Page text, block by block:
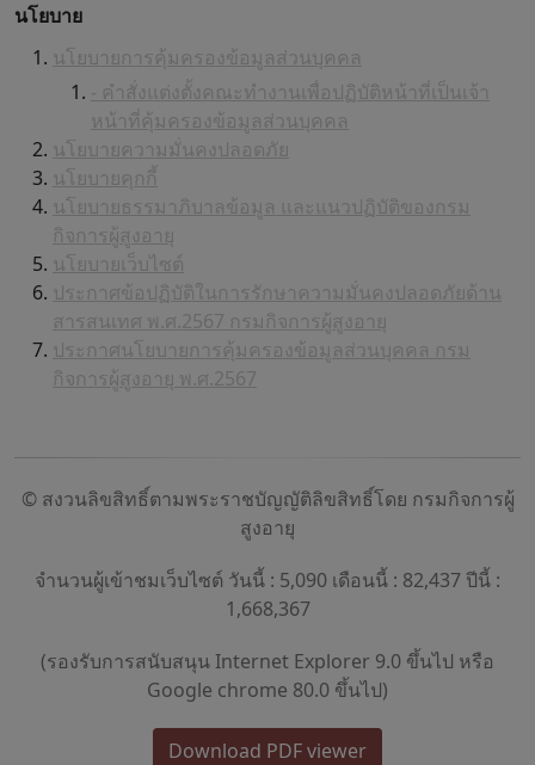
นโยบาย
นโยบายการคุ้มครองข้อมูลส่วนบุคคล
- คำสั่งแต่งตั้งคณะทำงานเพื่อปฏิบัติหน้าที่เป็นเจ้า
หน้าที่คุ้มครองข้อมูลส่วนบุคคล
นโยบายความมั่นคงปลอดภัย
นโยบายคุกกี้
นโยบายธรรมาภิบาลข้อมูล และแนวปฏิบัติของกรม
กิจการผู้สูงอายุ
นโยบายเว็บไซต์
ประกาศข้อปฏิบัติในการรักษาความมั่นคงปลอดภัยด้าน
สารสนเทศ พ.ศ.2567 กรมกิจการผู้สูงอายุ
ประกาศนโยบายการคุ้มครองข้อมูลส่วนบุคคล กรม
กิจการผู้สูงอายุ พ.ศ.2567
© สงวนลิขสิทธิ์ตามพระราชบัญญัติลิขสิทธิ์โดย กรมกิจการผู้
สูงอายุ
จำนวนผู้เข้าชมเว็บไซต์ วันนี้ : 5,090 เดือนนี้ : 82,437 ปีนี้ :
1,668,367
(รองรับการสนับสนุน Internet Explorer 9.0 ขึ้นไป หรือ
Google chrome 80.0 ขึ้นไป)
Download PDF viewer